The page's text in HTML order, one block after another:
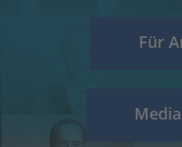
Für